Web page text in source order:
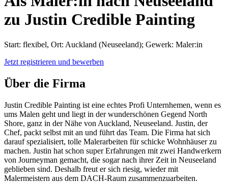
zu Justin Credible Painting
Start: flexibel, Ort: Auckland (Neuseeland); Gewerk: Maler:in
Jetzt registrieren und bewerben
Über die Firma
Justin Credible Painting ist eine echtes Profi Unternhemen, wenn es
ums Malen geht und liegt in der wunderschönen Gegend North
Shore, ganz in der Nähe von Auckland, Neuseeland. Justin, der
Chef, packt selbst mit an und führt das Team. Die Firma hat sich
darauf spezialisiert, tolle Malerarbeiten für schicke Wohnhäuser zu
machen. Justin hat schon super Erfahrungen mit zwei Handwerkern
von Journeyman gemacht, die sogar nach ihrer Zeit in Neuseeland
geblieben sind. Deshalb freut er sich riesig, wieder mit
Malermeistern aus dem DACH-Raum zusammenzuarbeiten.